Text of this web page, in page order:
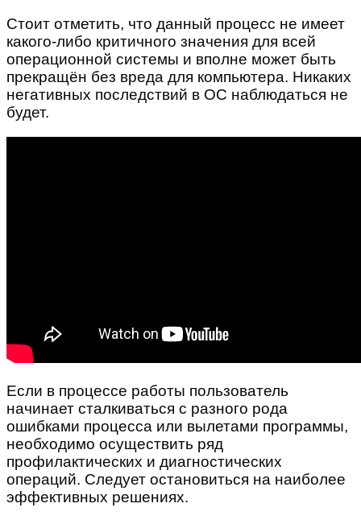
Стоит отметить, что данный процесс не имеет
какого-либо критичного значения для всей
операционной системы и вполне может быть
прекращён без вреда для компьютера. Никаких
негативных последствий в ОС наблюдаться не
будет.
Если в процессе работы пользователь
начинает сталкиваться с разного рода
ошибками процесса или вылетами программы,
необходимо осуществить ряд
профилактических и диагностических
операций. Следует остановиться на наиболее
эффективных решениях.